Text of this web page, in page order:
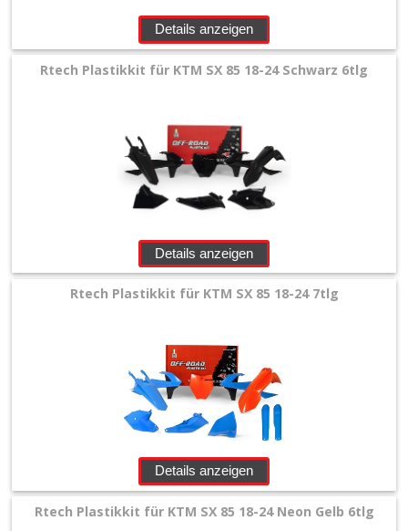
Details anzeigen
Rtech Plastikkit für KTM SX 85 18-24 Schwarz 6tlg
Details anzeigen
Rtech Plastikkit für KTM SX 85 18-24 7tlg
Details anzeigen
Rtech Plastikkit für KTM SX 85 18-24 Neon Gelb 6tlg